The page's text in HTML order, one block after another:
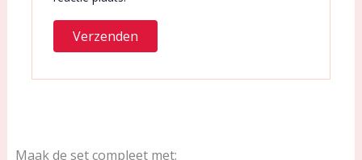
Maak de set compleet met: